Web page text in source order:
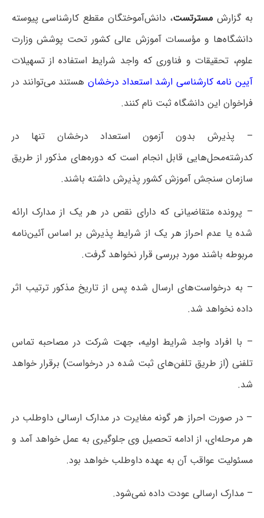
به گزارش مسترتست، دانش‌آموختگان مقطع کارشناسی پیوسته
دانشگاه‌ها و مؤسسات آموزش عالی کشور تحت پوشش وزارت
علوم، تحقیقات و فناوری که واجد شرایط استفاده از تسهیلات
آیین نامه کارشناسی ارشد استعداد درخشان هستند می‌توانند در
فراخوان این دانشگاه ثبت نام کنند.
– پذیرش بدون آزمون استعداد درخشان تنها در
کدرشته‌محل‌هایی قابل انجام است که دوره‌های مذکور از طریق
سازمان سنجش آموزش کشور پذیرش داشته باشند.
– پرونده متقاضیانی که دارای نقص در هر یک از مدارک ارائه
شده یا عدم احراز هر یک از شرایط پذیرش بر اساس آئین‌نامه
مربوطه باشند مورد بررسی قرار نخواهد گرفت.
– به درخواست‌های ارسال شده پس از تاریخ مذکور ترتیب اثر
داده نخواهد شد.
– با افراد واجد شرایط اولیه، جهت شرکت در مصاحبه تماس
تلفنی (از طریق تلفن‌های ثبت شده در درخواست) برقرار خواهد
شد.
– در صورت احراز هر گونه مغایرت در مدارک ارسالی داوطلب در
هر مرحله‌ای، از ادامه تحصیل وی جلوگیری به عمل خواهد آمد و
مسئولیت عواقب آن به عهده داوطلب خواهد بود.
– مدارک ارسالی عودت داده نمی‌شود.